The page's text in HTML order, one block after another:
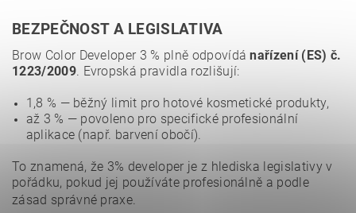
BEZPEČNOST A LEGISLATIVA
Brow Color Developer 3 % plně odpovídánařízení (ES) č.
1223/2009. Evropská pravidla rozlišují:
1,8 % — běžný limit pro hotové kosmetické produkty,
až 3 % — povoleno pro specifické profesionální
aplikace (např. barvení obočí).
To znamená, že 3% developer je z hlediska legislativy v
pořádku, pokud jej používáte profesionálně a podle
zásad správné praxe.